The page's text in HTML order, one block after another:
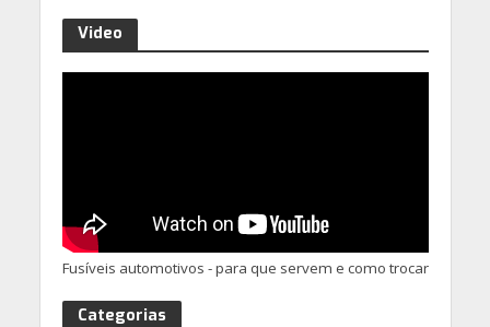
Video
Fusíveis automotivos - para que servem e como trocar
Categorias